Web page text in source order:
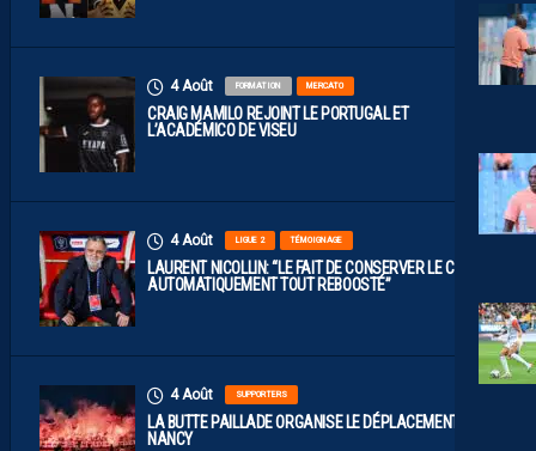
4 Août FORMATION MERCATO
CRAIG MAMILO REJOINT LE PORTUGAL ET
L’ACADÉMICO DE VISEU
4 Août LIGUE 2 TÉMOIGNAGE
LAURENT NICOLLIN: “LE FAIT DE CONSERVER LE CLUB A
AUTOMATIQUEMENT TOUT REBOOSTÉ”
4 Août SUPPORTERS
LA BUTTE PAILLADE ORGANISE LE DÉPLACEMENT À
NANCY